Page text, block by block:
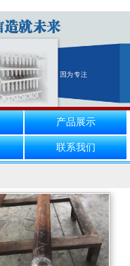
产品展示
联系我们